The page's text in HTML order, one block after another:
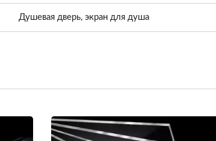
Душевая дверь, экран для душа